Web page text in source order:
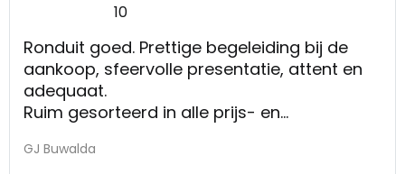
10
Ronduit goed. Prettige begeleiding bij de
aankoop, sfeervolle presentatie, attent en
adequaat.
Ruim gesorteerd in alle prijs- en
GJ Buwalda